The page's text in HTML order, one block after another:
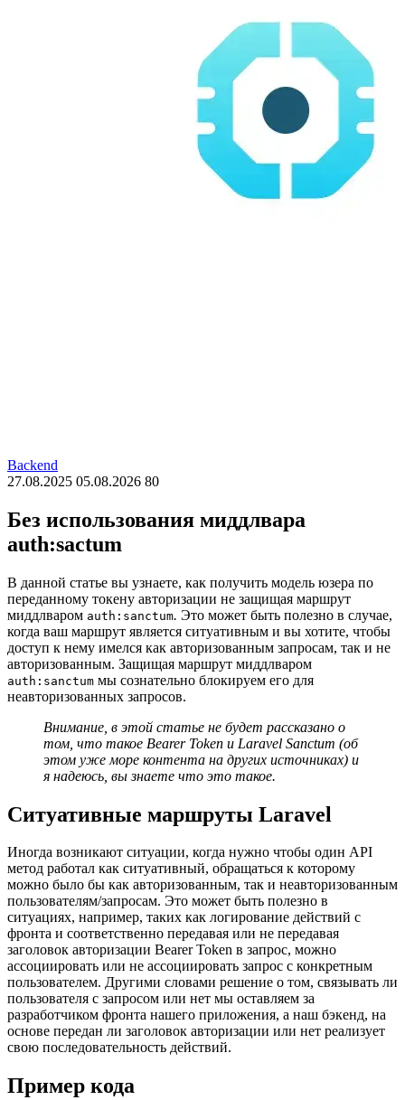
Backend
27.08.2025 05.08.2026 80
Без использования миддлвара
auth:sactum
В данной статье вы узнаете, как получить модель юзера по
переданному токену авторизации не защищая маршрут
миддлваром auth:sanctum. Это может быть полезно в случае,
когда ваш маршрут является ситуативным и вы хотите, чтобы
доступ к нему имелся как авторизованным запросам, так и не
авторизованным. Защищая маршрут миддлваром
auth:sanctum мы сознательно блокируем его для
неавторизованных запросов.
Внимание, в этой статье не будет рассказано о
том, что такое Bearer Token и Laravel Sanctum (об
этом уже море контента на других источниках) и
я надеюсь, вы знаете что это такое.
Ситуативные маршруты Laravel
Иногда возникают ситуации, когда нужно чтобы один API
метод работал как ситуативный, обращаться к которому
можно было бы как авторизованным, так и неавторизованным
пользователям/запросам. Это может быть полезно в
ситуациях, например, таких как логирование действий с
фронта и соответственно передавая или не передавая
заголовок авторизации Bearer Token в запрос, можно
ассоциировать или не ассоциировать запрос с конкретным
пользователем. Другими словами решение о том, связывать ли
пользователя с запросом или нет мы оставляем за
разработчиком фронта нашего приложения, а наш бэкенд, на
основе передан ли заголовок авторизации или нет реализует
свою последовательность действий.
Пример кода